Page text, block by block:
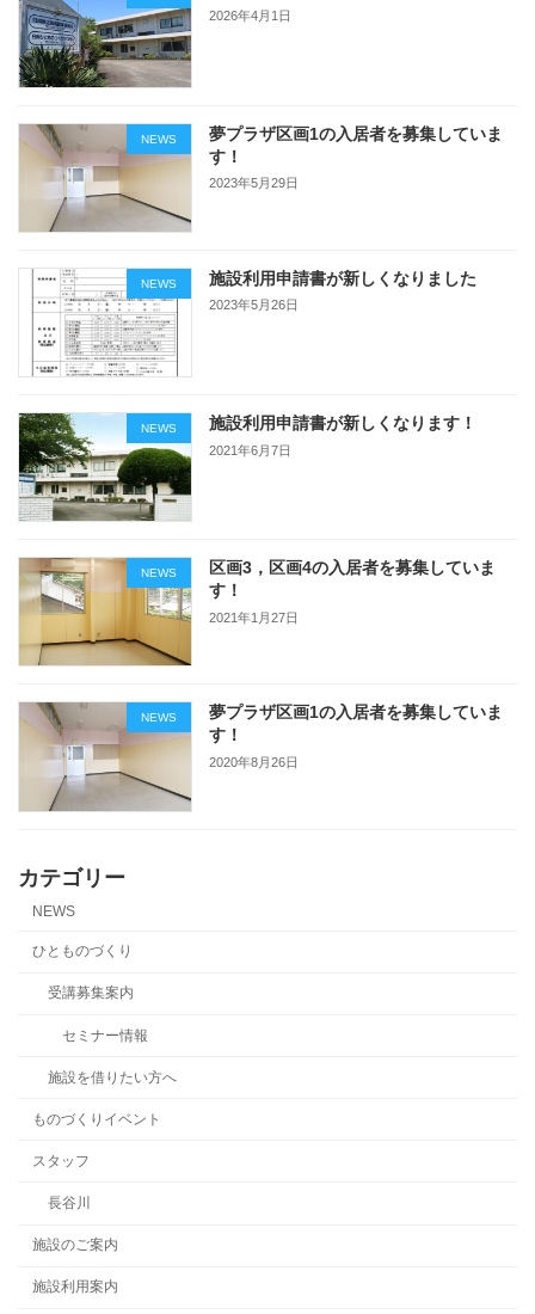
2026年4月1日
NEWS
夢プラザ区画1の入居者を募集していま
す！
2023年5月29日
NEWS 施設利用申請書が新しくなりました
2023年5月26日
NEWS 施設利用申請書が新しくなります！
2021年6月7日
NEWS
区画3，区画4の入居者を募集していま
す！
2021年1月27日
NEWS
夢プラザ区画1の入居者を募集していま
す！
2020年8月26日
カテゴリー
NEWS
ひとものづくり
受講募集案内
セミナー情報
施設を借りたい方へ
ものづくりイベント
スタッフ
長谷川
施設のご案内
施設利用案内